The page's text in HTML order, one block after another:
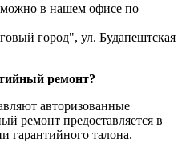
можно в нашем офисе по
город", ул. Будапештская
ремонт?
авторизованные
ремонт предоставляется в
гарантийного талона.